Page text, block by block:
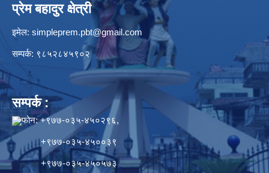
प्रेम बहादुर क्षेत्री
इमेल: simpleprem.pbt@gmail.com
सम्पर्क: ९८५२८४५९०२
सम्पर्क :
फोन: +९७७-०३५-४५०२९६,
+९७७-०३५-४५००३९
+९७७-०३५-४५०५७३